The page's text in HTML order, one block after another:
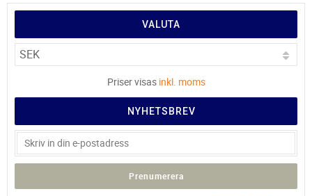
VALUTA
Priser visas inkl. moms
NYHETSBREV
Prenumerera